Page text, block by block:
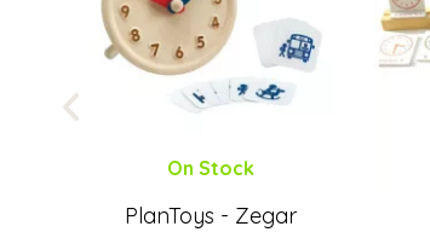
On Stock
PlanToys - Zegar